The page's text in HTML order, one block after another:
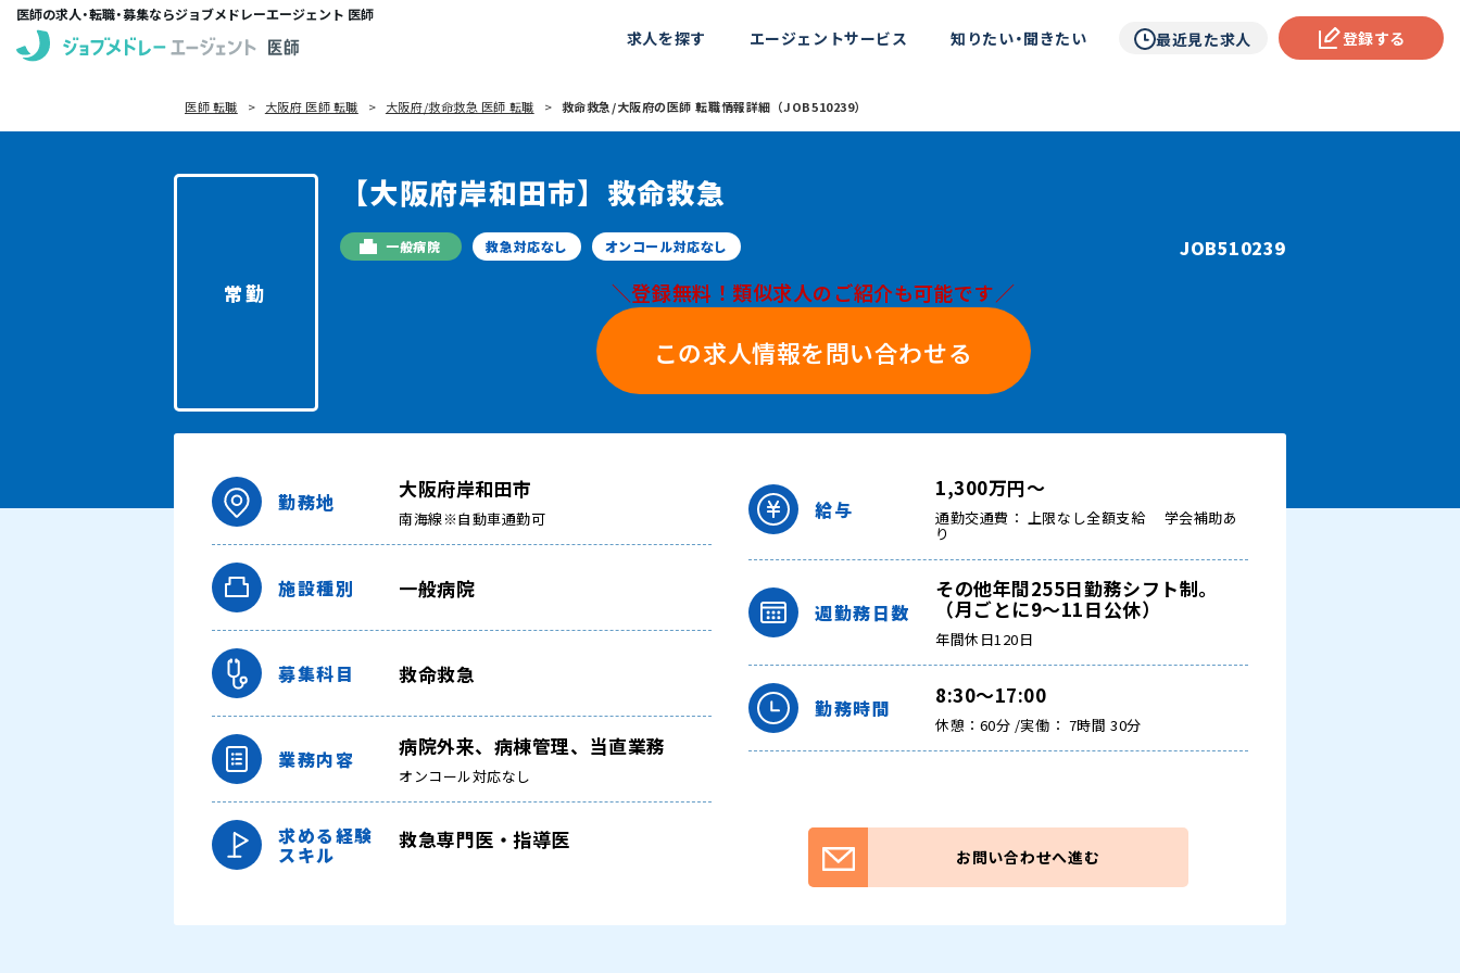
医師の求人・転職・募集ならジョブメドレーエージェント 医師
求人を探す エージェントサービス 知りたい・聞きたい 最近見た求人 登録する
医師 転職 大阪府 医師 転職 大阪府/救命救急 医師 転職 救命救急/大阪府の医師 転職情報詳細（JOB510239）
常勤
【大阪府岸和田市】救命救急
一般病院 救急対応なし オンコール対応なし JOB510239
＼登録無料！類似求人のご紹介も可能です／
この求人情報を問い合わせる
勤務地
大阪府岸和田市
南海線※自動車通勤可
施設種別 一般病院
募集科目 救命救急
業務内容
病院外来、病棟管理、当直業務
オンコール対応なし
求める経験
スキル
救急専門医・指導医
給与
1,300万円～
通勤交通費： 上限なし全額支給 学会補助あ
り
週勤務日数
その他年間255日勤務シフト制。
（月ごとに9～11日公休）
年間休日120日
勤務時間
8:30～17:00
休憩：60分 /実働： 7時間 30分
お問い合わせへ進む